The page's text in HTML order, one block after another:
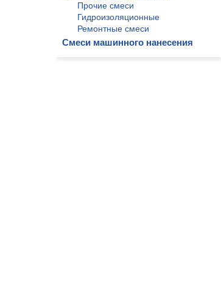
Прочие смеси
Гидроизоляционные
Ремонтные смеси
Смеси машинного нанесения